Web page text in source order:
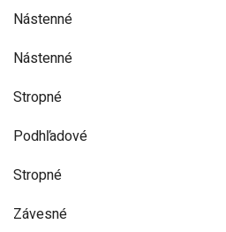
Nástenné
Nástenné
Stropné
Podhľadové
Stropné
Závesné